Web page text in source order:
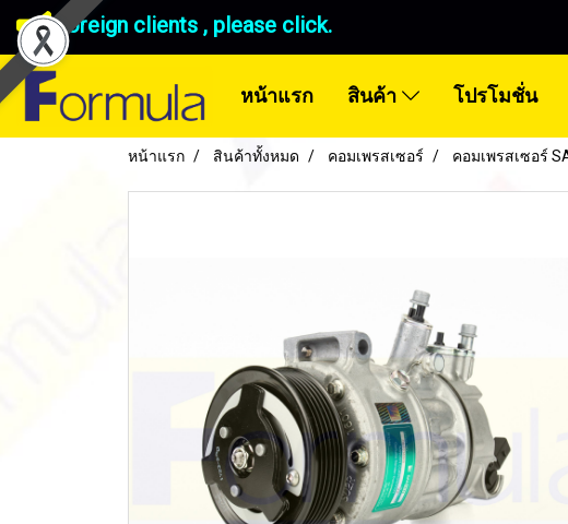
Foreign clients , please click.
หน้าแรก สินค้า โปรโมชั่น
หน้าแรก สินค้าทั้งหมด คอมเพรสเซอร์ คอมเพรสเซอร์